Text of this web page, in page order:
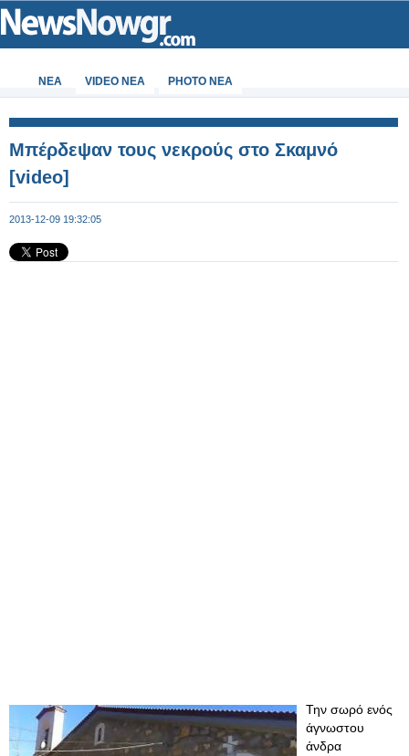
ΝΕΑ VIDEO NEA PHOTO NEA
Μπέρδεψαν τους νεκρούς στο Σκαμνό
[video]
2013-12-09 19:32:05
Την σωρό ενός
άγνωστου
άνδρα